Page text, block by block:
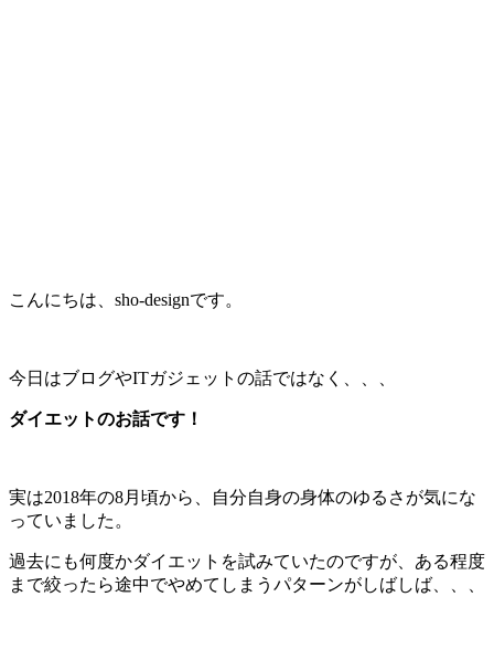
こんにちは、sho-designです。
今日はブログやITガジェットの話ではなく、、、
ダイエットのお話です！
実は2018年の8月頃から、自分自身の身体のゆるさが気にな
っていました。
過去にも何度かダイエットを試みていたのですが、ある程度
まで絞ったら途中でやめてしまうパターンがしばしば、、、